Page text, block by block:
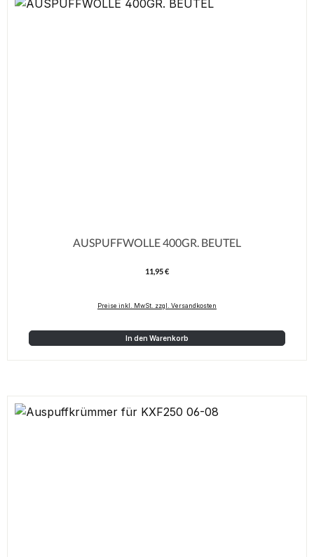
AUSPUFFWOLLE 400GR. BEUTEL
Regulärer Preis:
11,95 €
Preise inkl. MwSt. zzgl. Versandkosten
In den Warenkorb